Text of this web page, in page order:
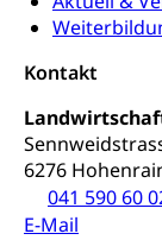
Kontakt
6276
041 590 60
E-Mail
Versorgung
Waffen